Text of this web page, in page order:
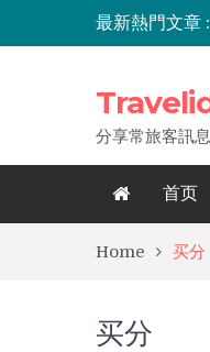
最新熱門文章 :
分享常旅客訊
首页
Home 买分
买分